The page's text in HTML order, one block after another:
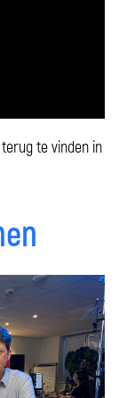
te vinden in